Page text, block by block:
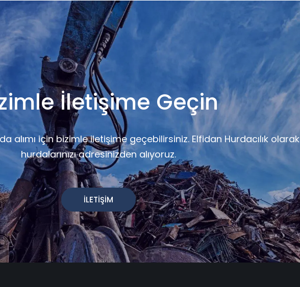
İletişime Geçin
alımı için bizimle iletişime geçebilirsiniz. Elfidan Hurdacılık olarak
hurdalarınızı adresinizden alıyoruz.
İLETİŞİM